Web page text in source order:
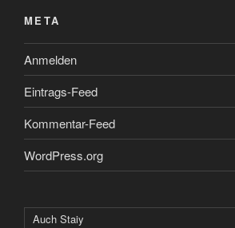
META
Anmelden
Eintrags-Feed
Kommentar-Feed
WordPress.org
Auch Staiy